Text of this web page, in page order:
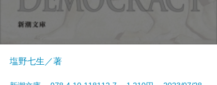
塩野七生／著